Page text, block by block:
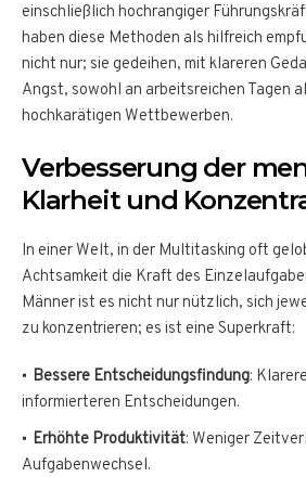
einschließlich hochrangiger
haben diese Methoden als hilfreich
nicht nur; sie gedeihen, mit klareren
Angst, sowohl an arbeitsreichen Tagen
hochkarätigen Wettbewerben.
Verbesserung der
Klarheit und
In einer Welt, in der Multitasking oft
Achtsamkeit die Kraft des
Männer ist es nicht nur nützlich, sich
zu konzentrieren; es ist eine Superkraft:
Bessere Entscheidungsfindung:
informierteren Entscheidungen.
Erhöhte Produktivität: Weniger
Aufgabenwechsel.